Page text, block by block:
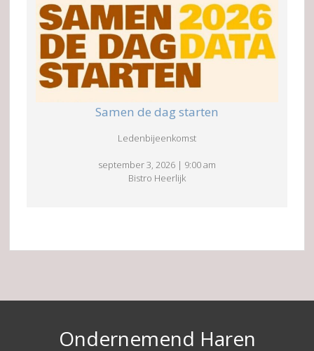
Samen de dag starten
Ledenbijeenkomst
september 3, 2026 | 9:00 am
Bistro Heerlijk
Ondernemend Haren